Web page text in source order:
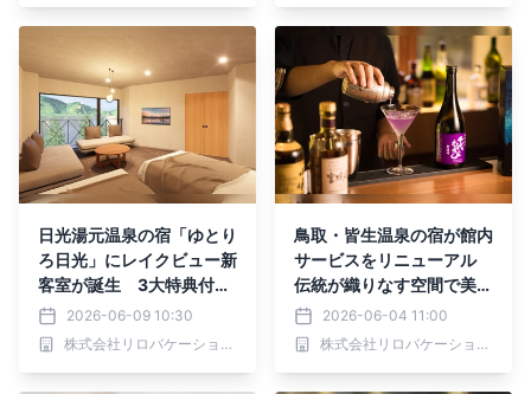
日光湯元温泉の宿「ゆとり
ろ日光」にレイクビュー新
客室が誕生 3大特典付リ
ニューアル記念プラン販売
｜2026年10月8日まで
2026-06-09 10:30
株式会社リロバケーションズ
鳥取・皆生温泉の宿が館内
サービスをリニューアル
伝統が織りなす空間で美酒
と癒しを堪能｜2026年6
月より
2026-06-04 11:00
株式会社リロバケーションズ